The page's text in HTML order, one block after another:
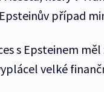
případ
s Epsteinem
velké